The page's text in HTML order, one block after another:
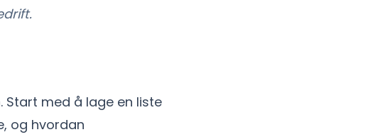
Start med å lage en liste
og hvordan